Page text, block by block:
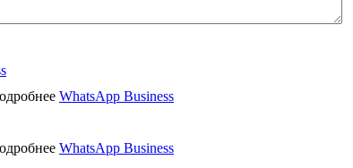
WhatsApp Business
WhatsApp Business